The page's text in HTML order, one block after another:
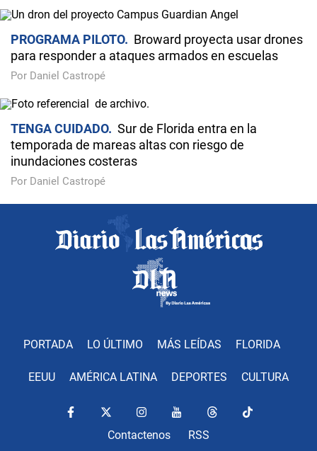
PROGRAMA PILOTO
Broward proyecta usar drones
para responder a ataques armados en escuelas
Por Daniel Castropé
TENGA CUIDADO
Sur de Florida entra en la
temporada de mareas altas con riesgo de
inundaciones costeras
Por Daniel Castropé
PORTADA LO ÚLTIMO MÁS LEÍDAS FLORIDA
EEUU AMÉRICA LATINA DEPORTES CULTURA
Contactenos RSS